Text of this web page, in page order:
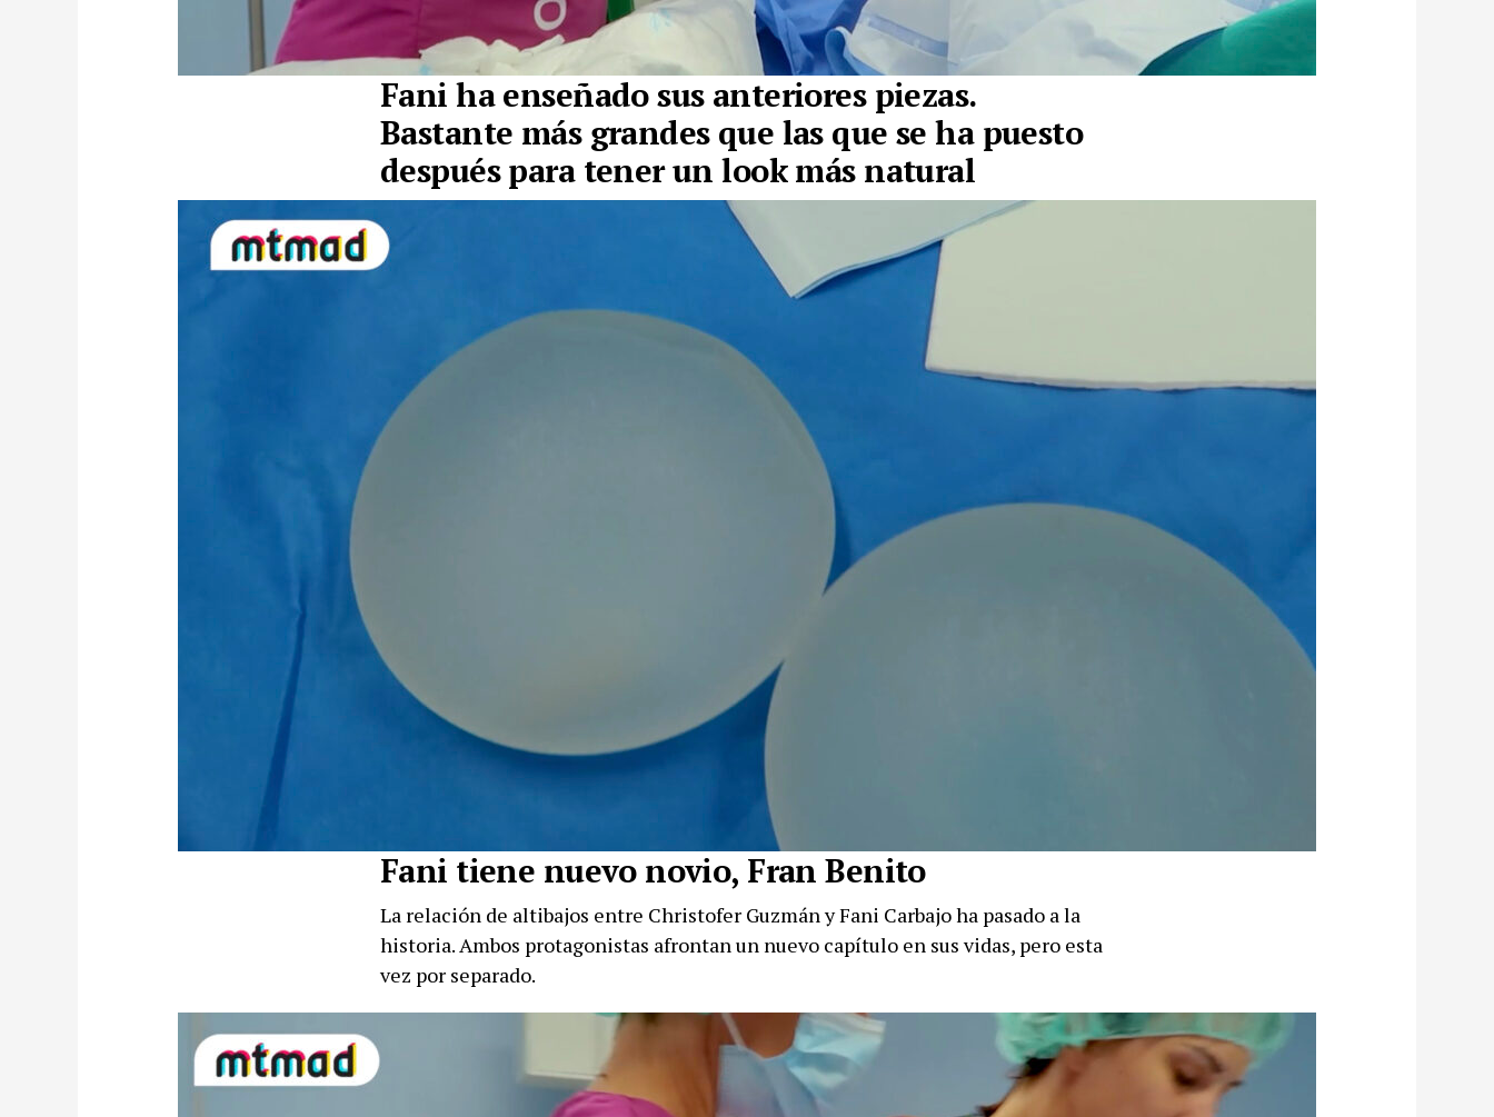
Fani ha enseñado sus anteriores piezas.
Bastante más grandes que las que se ha puesto
después para tener un look más natural
Fani tiene nuevo novio, Fran Benito
La relación de altibajos entre Christofer Guzmán y Fani Carbajo ha pasado a la
historia. Ambos protagonistas afrontan un nuevo capítulo en sus vidas, pero esta
vez por separado.